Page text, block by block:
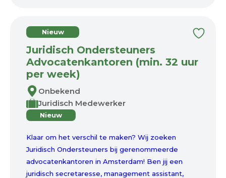
Nieuw
Juridisch Ondersteuners
Advocatenkantoren (min. 32 uur
per week)
Onbekend
Juridisch Medewerker
Nieuw
Klaar om het verschil te maken? Wij zoeken
Juridisch Ondersteuners bij gerenommeerde
advocatenkantoren in Amsterdam! Ben jij een
juridisch secretaresse, management assistant,